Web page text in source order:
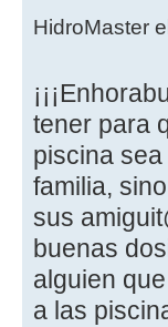
HidroMaster
tener para
piscina
familia,
sus
buenas
alguien
a las